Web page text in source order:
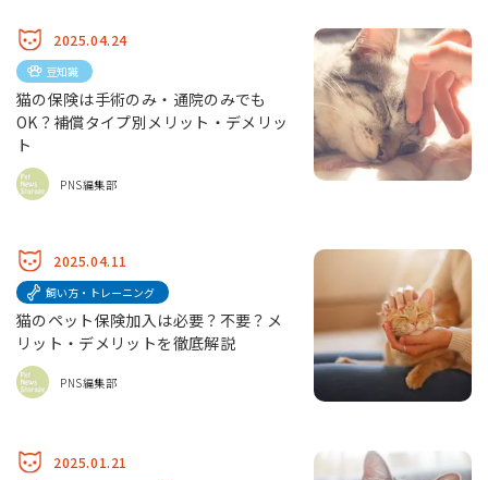
2025.04.24
豆知識
猫の保険は手術のみ・通院のみでも
OK？補償タイプ別メリット・デメリッ
ト
PNS編集部
2025.04.11
飼い方・トレーニング
猫のペット保険加入は必要？不要？メ
リット・デメリットを徹底解説
PNS編集部
2025.01.21